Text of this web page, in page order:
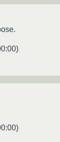
)
)